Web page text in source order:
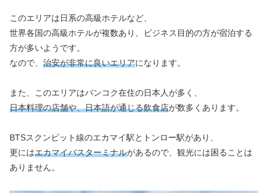
このエリアは日系の高級ホテルなど、
世界各国の高級ホテルが複数あり、ビジネス目的の方が宿泊する
方が多いようです。
なので、 治安が非常に良いエリアになります。
また、このエリアはバンコク在住の日本人が多く、
日本料理の店舗や、日本語が通じる飲食店が数多くあります。
BTSスクンビット線のエカマイ駅とトンロー駅があり、
更にはエカマイバスターミナルがあるので、観光には困ることは
ありません。